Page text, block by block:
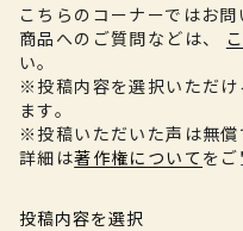
こちらのコーナーではお
商品へのご質問などは、
い。
※投稿内容を選択いただけ
ます。
※投稿いただいた声は無償
詳細は著作権について をご
投稿内容を選択